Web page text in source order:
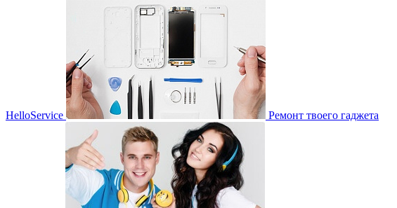
HelloService Ремонт твоего гаджета